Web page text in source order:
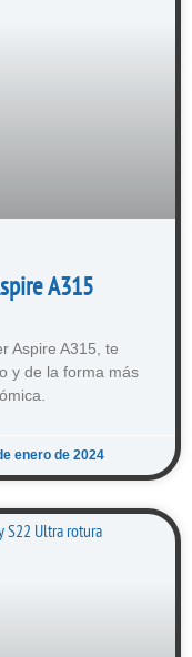
A315
Aspire A315, te
y de la forma más
enero de 2024